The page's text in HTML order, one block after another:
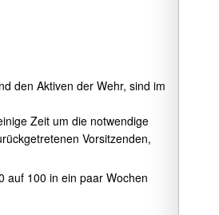
den Aktiven der Wehr, sind im
Zeit um die notwendige
Vorsitzenden,
auf 100 in ein paar Wochen